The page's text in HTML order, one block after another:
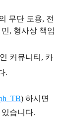
무단 도용, 전
, 형사상 책임
커뮤니티, 카
.
) 하시면
습니다.